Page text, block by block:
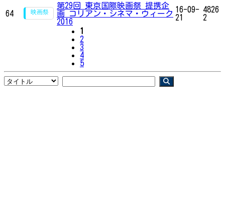
64
第29回 東京国際映画祭 提携企
画 コリアン・シネマ・ウィーク
2016
16-09-
21
4826
2
1
2
3
4
5